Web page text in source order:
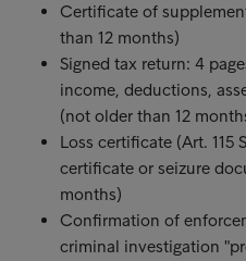
Certificate of
than 12 months)
Signed tax return: 4
income, deductions,
(not older than 12
Loss certificate (Art. 115
certificate or seizure
months)
Confirmation of
criminal investigation